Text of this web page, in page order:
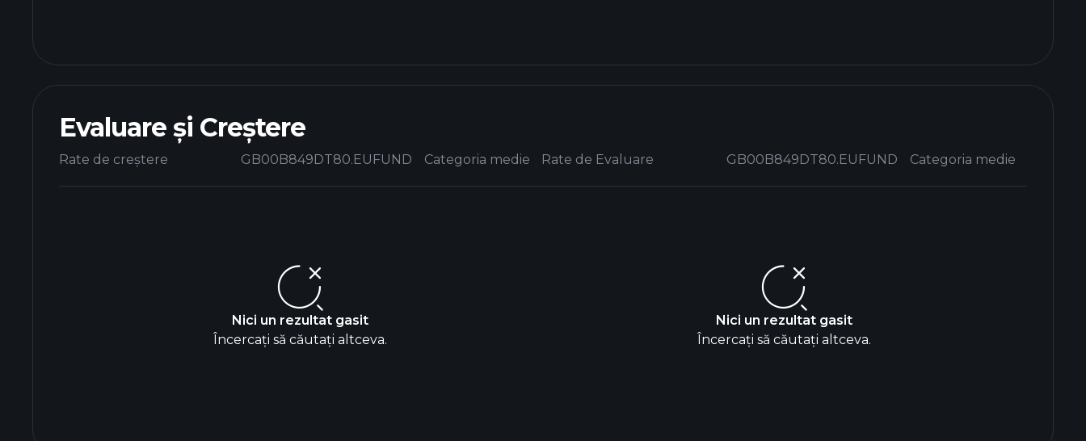
Evaluare și Creștere
Rate de creștere GB00B849DT80.EUFUND Categoria medie
Nici un rezultat gasit
Încercați să căutați altceva.
Rate de Evaluare GB00B849DT80.EUFUND Categoria medie
Nici un rezultat gasit
Încercați să căutați altceva.